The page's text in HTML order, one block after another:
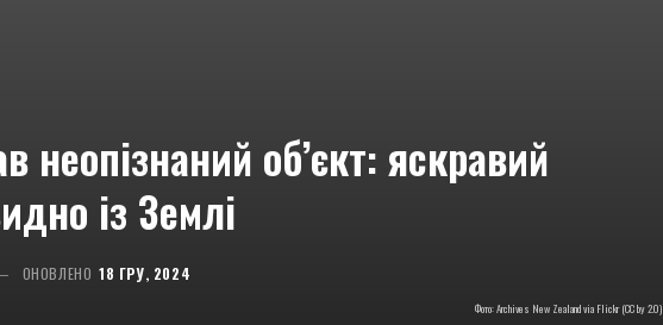
неопізнаний об’єкт: яскравий
із Землі
ОНОВЛЕНО 18 ГРУ, 2024
Фото: Archives New Zealand via Flickr (CC by 2.0)